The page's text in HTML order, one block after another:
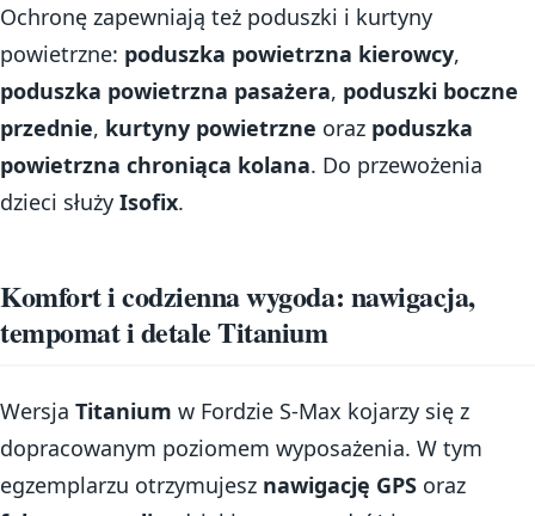
Ochronę zapewniają też poduszki i kurtyny
powietrzne: poduszka powietrzna kierowcy,
poduszka powietrzna pasażera, poduszki boczne
przednie, kurtyny powietrzne oraz poduszka
powietrzna chroniąca kolana. Do przewożenia
dzieci służy Isofix.
Komfort i codzienna wygoda: nawigacja,
tempomat i detale Titanium
Wersja Titanium w Fordzie S-Max kojarzy się z
dopracowanym poziomem wyposażenia. W tym
egzemplarzu otrzymujesz nawigację GPS oraz